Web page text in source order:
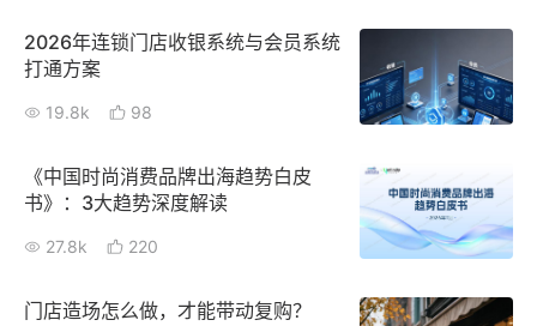
2026年连锁门店收银系统与会员系统
打通方案
19.8k 98
《中国时尚消费品牌出海趋势白皮
书》：3大趋势深度解读
27.8k 220
门店造场怎么做，才能带动复购？